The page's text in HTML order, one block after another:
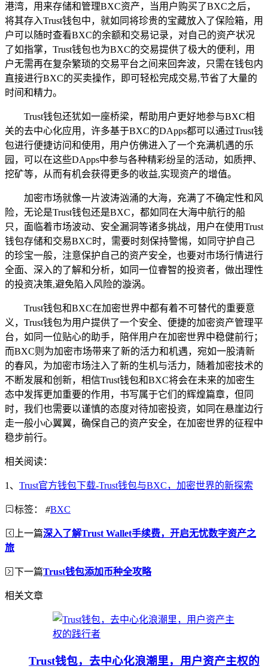
港湾，用来存储和管理BXC资产，当用户购买了BXC之后，
将其存入Trust钱包中，就如同将珍贵的宝藏放入了保险箱，用
户可以随时查看BXC的余额和交易记录，对自己的资产状况
了如指掌，Trust钱包也为BXC的交易提供了极大的便利，用
户无需再在复杂繁琐的交易平台之间来回奔波，只需在钱包内
直接进行BXC的买卖操作，即可轻松完成交易,节省了大量的
时间和精力。
Trust钱包还犹如一座桥梁，帮助用户更好地参与BXC相
关的去中心化应用，许多基于BXC的DApps都可以通过Trust钱
包进行便捷访问和使用，用户仿佛进入了一个充满机遇的乐
园，可以在这些DApps中参与各种精彩纷呈的活动，如质押、
挖矿等，从而有机会获得更多的收益,实现资产的增值。
加密市场就像一片波涛汹涌的大海，充满了不确定性和风
险，无论是Trust钱包还是BXC，都如同在大海中航行的船
只，面临着市场波动、安全漏洞等诸多挑战，用户在使用Trust
钱包存储和交易BXC时，需要时刻保持警惕，如同守护自己
的珍宝一般，注意保护自己的资产安全，也要对市场行情进行
全面、深入的了解和分析，如同一位睿智的投资者，做出理性
的投资决策,避免陷入风险的漩涡。
Trust钱包和BXC在加密世界中都有着不可替代的重要意
义，Trust钱包为用户提供了一个安全、便捷的加密资产管理平
台，如同一位贴心的助手，陪伴用户在加密世界中稳健前行；
而BXC则为加密市场带来了新的活力和机遇，宛如一股清新
的春风，为加密市场注入了新的生机与活力，随着加密技术的
不断发展和创新，相信Trust钱包和BXC将会在未来的加密生
态中发挥更加重要的作用，书写属于它们的辉煌篇章，但同
时，我们也需要以谨慎的态度对待加密投资，如同在悬崖边行
走一般小心翼翼，确保自己的资产安全，在加密世界的征程中
稳步前行。
相关阅读：
1、 Trust官方钱包下载-Trust钱包与BXC，加密世界的新探索
标签： #BXC
上一篇深入了解Trust Wallet手续费，开启无忧数字资产之
旅
下一篇Trust钱包添加币种全攻略
相关文章
Trust钱包，去中心化浪潮里，用户资产主权的